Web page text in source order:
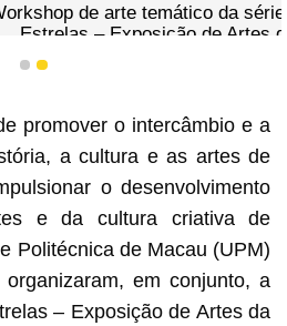
da série “Pergaminhos das
de Artes da Universidade
1 2
promover o intercâmbio e a
a cultura e as artes de
o desenvolvimento
e da cultura criativa de
Politécnica de Macau (UPM)
em conjunto, a
– Exposição de Artes da